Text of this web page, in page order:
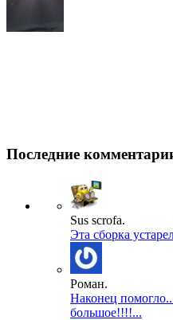
Последние
Sus scrofa.
Эта сборка
Роман.
Наконец
большое!!!!...